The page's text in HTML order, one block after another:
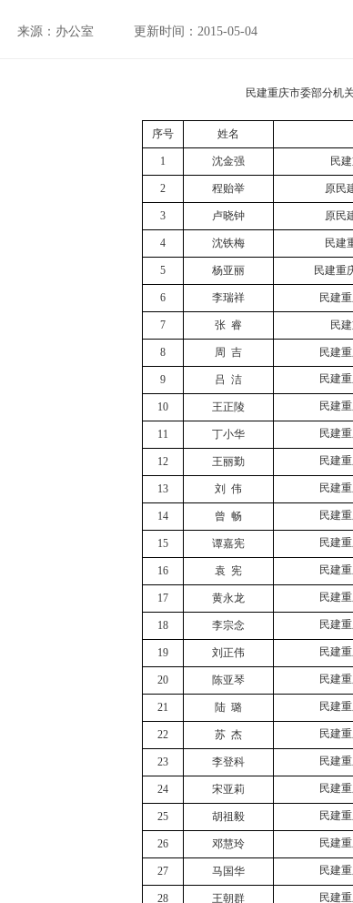
来源：办公室 更新时间：2015-05-04
民建重庆市委部分机
序号 姓名
1 沈金强 民
2 程贻举 原民
3 卢晓钟 原民
4 沈铁梅 民建
5 杨亚丽 民建重
6 李瑞祥 民建
7 张 睿 民
8 周 吉 民建
9 吕 洁 民建
10 王正陵 民建
11 丁小华 民建
12 王丽勤 民建
13 刘 伟 民建
14 曾 畅 民建
15 谭嘉宪 民建
16 袁 宪 民建
17 黄永龙 民建
18 李宗念 民建
19 刘正伟 民建
20 陈亚琴 民建
21 陆 璐 民建
22 苏 杰 民建
23 李登科 民建
24 宋亚莉 民建
25 胡祖毅 民建
26 邓慧玲 民建
27 马国华 民建
28 王朝群 民建